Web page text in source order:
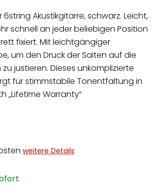
Akustikgitarre, schwarz. Leicht,
schnell an jeder beliebigen Position
fixiert. Mit leichtgängiger
um den Druck der Saiten auf die
justieren. Dieses unkomplizierte
für stimmstabile Tonentfaltung in
„Lifetime Warranty“
weitere Details